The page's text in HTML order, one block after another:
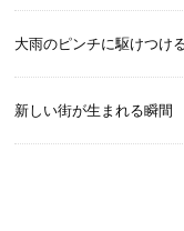
大雨のピンチに駆けつけ
新しい街が生まれる瞬間